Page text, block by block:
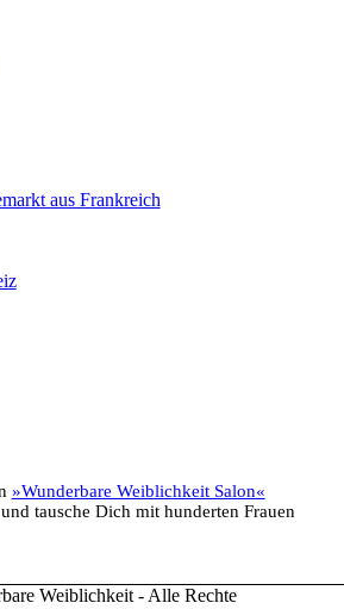
aus Frankreich
»Wunderbare Weiblichkeit Salon«
tausche Dich mit hunderten Frauen
Weiblichkeit - Alle Rechte